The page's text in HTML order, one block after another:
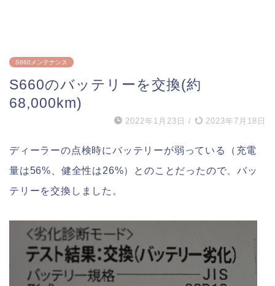
S660メンテナンス
S660のバッテリーを交換(約
68,000km)
2022年1月23日 / 2023年7月18日
ディーラーの点検時にバッテリーが弱っている（充電
量は56%、健全性は26%）とのことだったので、バッ
テリーを交換しました。